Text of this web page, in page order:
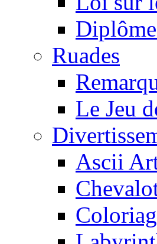
Ruades
Le Jeu
Ascii